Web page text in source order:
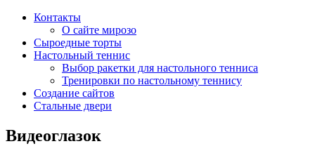
Контакты
О сайте мирозо
Сыроедные торты
Настольный теннис
Выбор ракетки для настольного тенниса
Тренировки по настольному теннису
Создание сайтов
Стальные двери
Видеоглазок